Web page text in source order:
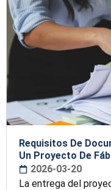
Requisitos De
Un Proyecto De
2026-03-20
La entrega del